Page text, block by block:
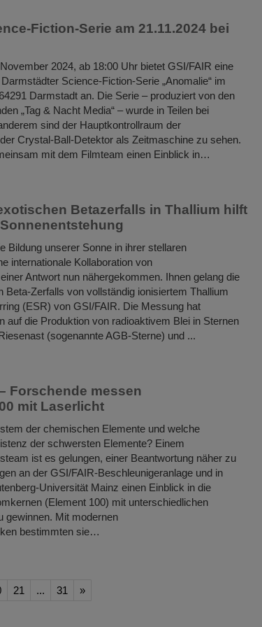
Fiction-Serie am 21.11.2024 bei
2024, ab 18:00 Uhr bietet GSI/FAIR eine
Science-Fiction-Serie „Anomalie“ im
Darmstadt an. Die Serie – produziert von den
„Tag & Nacht Media“ – wurde in Teilen bei
sind der Hauptkontrollraum der
Crystal-Ball-Detektor als Zeitmaschine zu sehen.
mit dem Filmteam einen Einblick in…
Betazerfalls in Thallium hilft
Bildung unserer Sonne in ihrer stellaren
internationale Kollaboration von
Antwort nun nähergekommen. Ihnen gelang die
Beta-Zerfalls von vollständig ionisiertem Thallium
(ESR) von GSI/FAIR. Die Messung hat
auf die Produktion von radioaktivem Blei in Sternen
(sogenannte AGB-Sterne) und ...
Forschende messen
mit Laserlicht
der chemischen Elemente und welche
der schwersten Elemente? Einem
ist es gelungen, einer Beantwortung näher zu
an der GSI/FAIR-Beschleunigeranlage und in
Universität Mainz einen Einblick in die
(Element 100) mit unterschiedlichen
gewinnen. Mit modernen
bestimmten sie…
21 ... 31 »